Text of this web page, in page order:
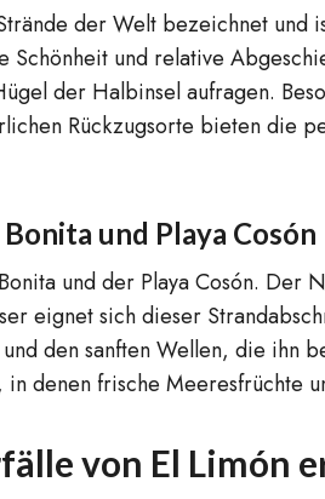
der Welt bezeichnet
Schönheit und relative
der Halbinsel aufragen.
Rückzugsorte bieten
und Playa Cosón
und der Playa Cosón.
eignet sich dieser
den sanften Wellen, die ihn
in denen frische
von El Limón